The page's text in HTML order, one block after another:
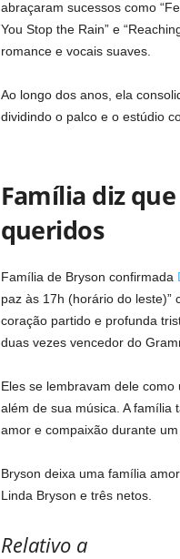
abraçaram sucessos como
You Stop the Rain” e
romance e vocais suaves.
Ao longo dos anos, ela
dividindo o palco e o estúdio
Família diz
queridos
Família de Bryson confirmada
paz às 17h (horário do leste)”
coração partido e profunda
duas vezes vencedor do
Eles se lembravam dele
além de sua música. A família
amor e compaixão durante
Bryson deixa uma família
Linda Bryson e três netos.
Relativo a